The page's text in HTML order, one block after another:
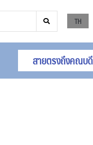
TH
สายตรงถึงคณบดี